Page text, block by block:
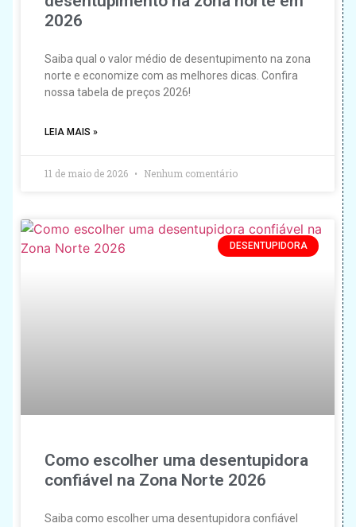
2026
Saiba qual o valor médio de desentupimento na zona
norte e economize com as melhores dicas. Confira
nossa tabela de preços 2026!
LEIA MAIS »
11 de maio de 2026 Nenhum comentário
DESENTUPIDORA
Como escolher uma desentupidora
confiável na Zona Norte 2026
Saiba como escolher uma desentupidora confiável